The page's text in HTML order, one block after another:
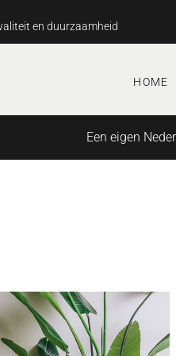
en duurzaamheid
HOME
Een eigen